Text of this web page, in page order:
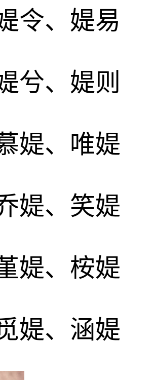
令、媞易
兮、媞则
媞、唯媞
媞、笑媞
媞、桉媞
媞、涵媞